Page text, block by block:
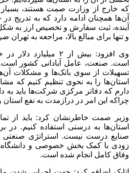
که خارج از وزارت صمت هستند،
آن‌ها همچنان ادامه دارد که به تدریج
آینده، ثبت سفارش و تخصیص ارز به
و تنها برای مبالغ بالا، مراجعه به تهران
وی افزود: بیش از ۲
است. صنعت، عامل آبادانی کشور
تسهیلات از سوی بانک‌ها و مشکلات آن‌ها،
استان‌ها را به نحوی تنظیم کنیم که
دارم که دفاتر مرکزی شرکت‌ها باید به
چراکه این امر در درازمدت به نفع
وزیر صمت خاطرنشان کرد: باید از
استان‌ها به درستی استفاده کنیم. در
صنایع درست نیست. استراتژی
زودی با کمک بخش خصوصی و
وفاق کامل انجام شده است.